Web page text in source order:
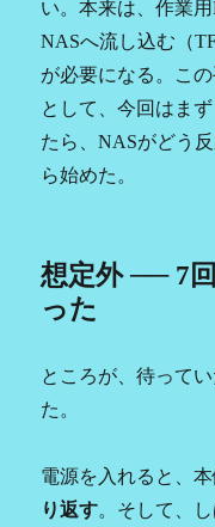
い。本来は、作業
NASへ流し込む（
が必要になる。こ
として、今回はま
たら、NASがどう
ら始めた。
想定外 ── 7
った
ところが、待って
た。
電源を入れると、
り返す。そして、